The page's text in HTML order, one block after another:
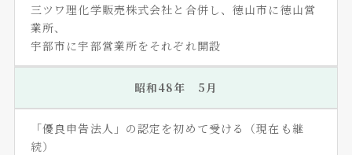
三ツワ理化学販売株式会社と合併し、徳山市に徳山営
業所、
宇部市に宇部営業所をそれぞれ開設
昭和48年 5月
「優良申告法人」の認定を初めて受ける（現在も継
続）